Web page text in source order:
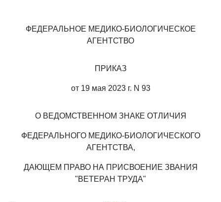
ФЕДЕРАЛЬНОЕ МЕДИКО-БИОЛОГИЧЕСКОЕ
АГЕНТСТВО
ПРИКАЗ
от 19 мая 2023 г. N 93
О ВЕДОМСТВЕННОМ ЗНАКЕ ОТЛИЧИЯ
ФЕДЕРАЛЬНОГО МЕДИКО-БИОЛОГИЧЕСКОГО
АГЕНТСТВА,
ДАЮЩЕМ ПРАВО НА ПРИСВОЕНИЕ ЗВАНИЯ
"ВЕТЕРАН ТРУДА"